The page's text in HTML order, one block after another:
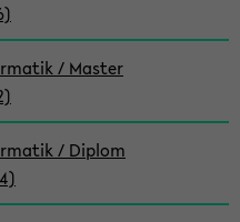
/ Master
/ Diplom